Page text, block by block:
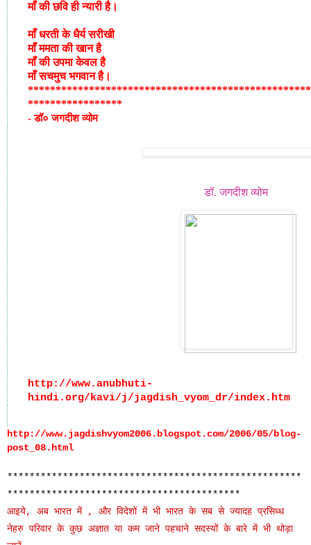
माँ की छवि ही न्यारी है।
माँ धरती के धैर्य सरीखी
माँ ममता की खान है
माँ की उपमा केवल है
माँ सचमुच भगवान है।
*****************
- डॉ० जगदीश व्योम
डॉ. जगदीश व्योम
http://www.anubhuti-
hindi.org/kavi/j/jagdish_vyom_dr/index.htm
http://www.jagdishvyom2006.blogspot.com/2006/05/blog-
post_08.html
*****************************************************
******************************************
आइये, अब भारत में , और विदेशों में भी भारत के सब से ज्यादह प्रसिध्ध
नेहरु परिवार के कुछ अज्ञात या कम जाने पहचाने सदस्यों के बारे में भी थोड़ा